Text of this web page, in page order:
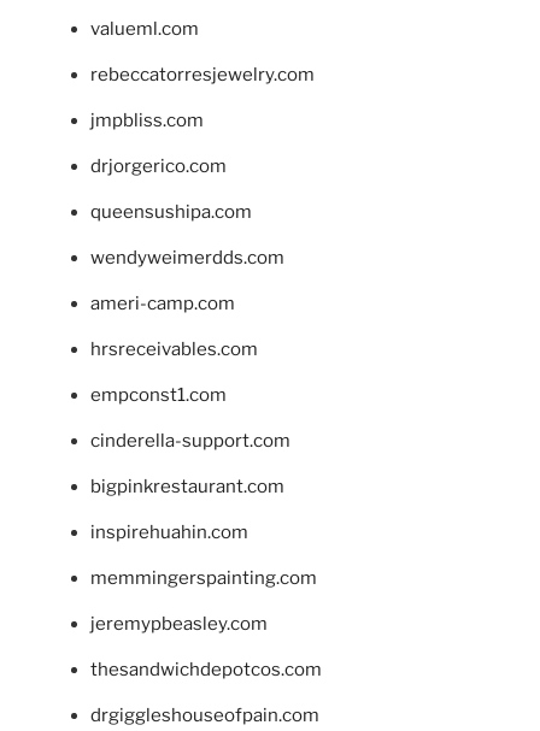
valueml.com
rebeccatorresjewelry.com
jmpbliss.com
drjorgerico.com
queensushipa.com
wendyweimerdds.com
ameri-camp.com
hrsreceivables.com
empconst1.com
cinderella-support.com
bigpinkrestaurant.com
inspirehuahin.com
memmingerspainting.com
jeremypbeasley.com
thesandwichdepotcos.com
drgiggleshouseofpain.com